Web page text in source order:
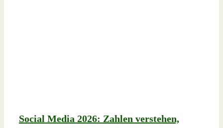
Social Media 2026: Zahlen verstehen,